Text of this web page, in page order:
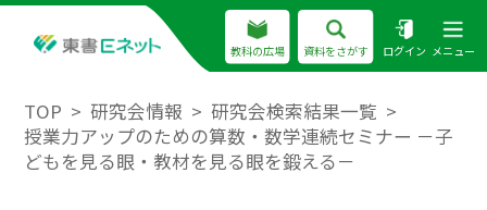
教科の広場 資料をさがす ログイン メニュー
TOP 研究会情報
研究会検索結果一覧
授業力アップのための算数・数学連続セミナー －子
どもを見る眼・教材を見る眼を鍛える－